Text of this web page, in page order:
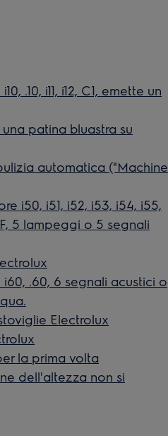
.10, i11, i12, C1, emette un
patina bluastra su
automatica ("Machine
i50, i51, i52, i53, i54, i55,
5 lampeggi o 5 segnali
.60, 6 segnali acustici o
Electrolux
la prima volta
dell'altezza non si